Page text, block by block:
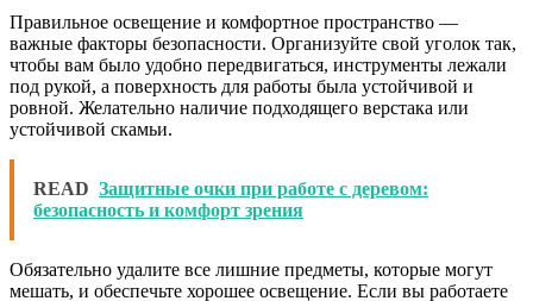
Правильное освещение и комфортное пространство —
важные факторы безопасности. Организуйте свой уголок так,
чтобы вам было удобно передвигаться, инструменты лежали
под рукой, а поверхность для работы была устойчивой и
ровной. Желательно наличие подходящего верстака или
устойчивой скамьи.
READ Защитные очки при работе с деревом:
безопасность и комфорт зрения
Обязательно удалите все лишние предметы, которые могут
мешать, и обеспечьте хорошее освещение. Если вы работаете